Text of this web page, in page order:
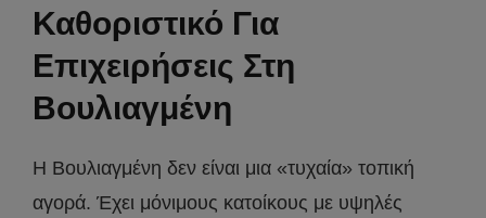
Καθοριστικό Για
Επιχειρήσεις Στη
Βουλιαγμένη
Η Βουλιαγμένη δεν είναι μια «τυχαία» τοπική
αγορά. Έχει μόνιμους κατοίκους με υψηλές